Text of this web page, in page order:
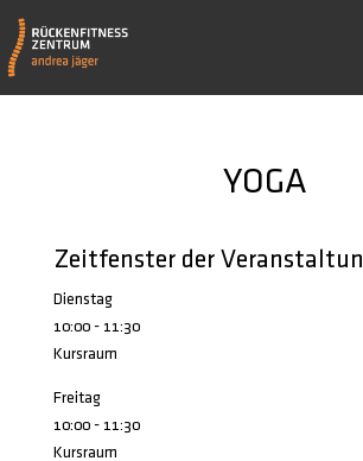
YOGA
Zeitfenster der
Dienstag
10:00- 11:30
Kursraum
Freitag
10:00- 11:30
Kursraum